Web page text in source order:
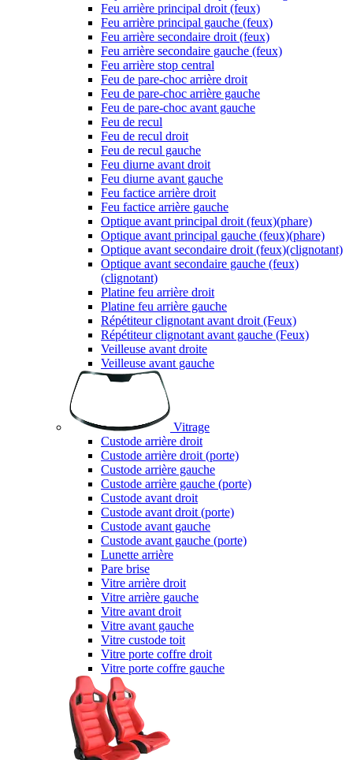
Feu arrière principal droit (feux)
Feu arrière principal gauche (feux)
Feu arrière secondaire droit (feux)
Feu arrière secondaire gauche (feux)
Feu arrière stop central
Feu de pare-choc arrière droit
Feu de pare-choc arrière gauche
Feu de pare-choc avant gauche
Feu de recul
Feu de recul droit
Feu de recul gauche
Feu diurne avant droit
Feu diurne avant gauche
Feu factice arrière droit
Feu factice arrière gauche
Optique avant principal droit (feux)(phare)
Optique avant principal gauche (feux)(phare)
Optique avant secondaire droit (feux)(clignotant)
Optique avant secondaire gauche (feux)
(clignotant)
Platine feu arrière droit
Platine feu arrière gauche
Répétiteur clignotant avant droit (Feux)
Répétiteur clignotant avant gauche (Feux)
Veilleuse avant droite
Veilleuse avant gauche
Vitrage
Custode arrière droit
Custode arrière droit (porte)
Custode arrière gauche
Custode arrière gauche (porte)
Custode avant droit
Custode avant droit (porte)
Custode avant gauche
Custode avant gauche (porte)
Lunette arrière
Pare brise
Vitre arrière droit
Vitre arrière gauche
Vitre avant droit
Vitre avant gauche
Vitre custode toit
Vitre porte coffre droit
Vitre porte coffre gauche